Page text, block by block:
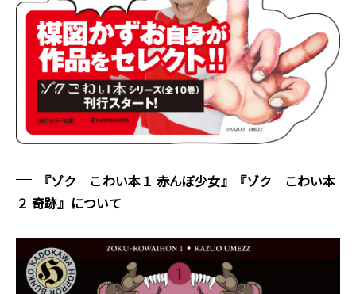
『ゾク こわい本１ 赤んぼ少女』『ゾク こわい本
２ 奇跡』について